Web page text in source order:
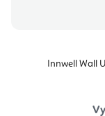
Innwell Wall